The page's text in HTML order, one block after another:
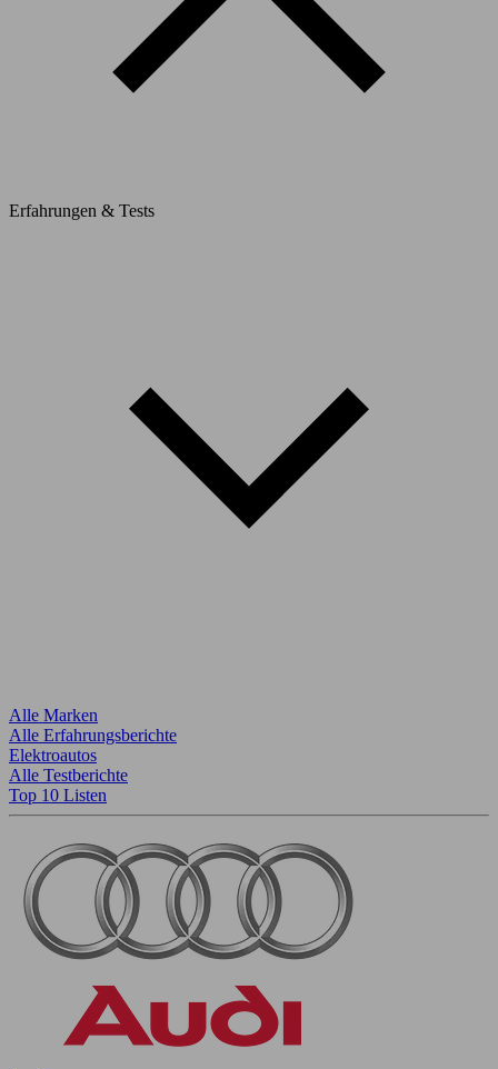
Erfahrungen & Tests
Alle Marken
Alle Erfahrungsberichte
Elektroautos
Alle Testberichte
Top 10 Listen